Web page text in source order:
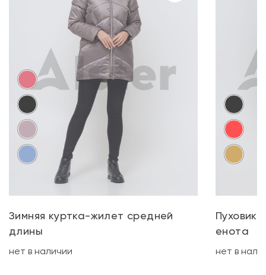
Зимняя куртка-жилет средней
длины
нет в наличии
Пуховик
енота
нет в